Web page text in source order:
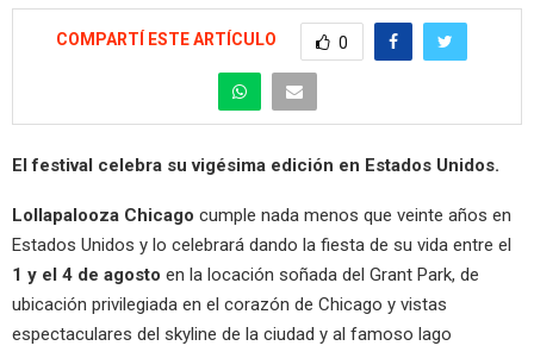
COMPARTÍ ESTE ARTÍCULO 0
El festival celebra su vigésima edición en Estados Unidos.
Lollapalooza Chicago cumple nada menos que veinte años en
Estados Unidos y lo celebrará dando la fiesta de su vida entre el
1 y el 4 de agosto en la locación soñada del Grant Park, de
ubicación privilegiada en el corazón de Chicago y vistas
espectaculares del skyline de la ciudad y al famoso lago